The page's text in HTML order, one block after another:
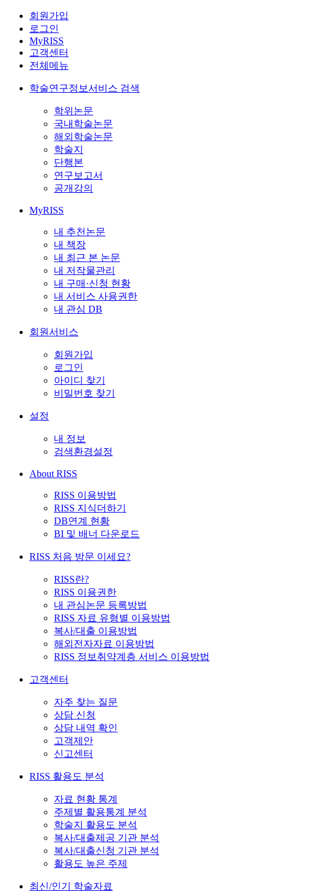
회원가입
로그인
MyRISS
고객센터
전체메뉴
학술연구정보서비스 검색
학위논문
국내학술논문
해외학술논문
학술지
단행본
연구보고서
공개강의
MyRISS
내 추천논문
내 책장
내 최근 본 논문
내 저작물관리
내 구매·신청 현황
내 서비스 사용권한
내 관심 DB
회원서비스
회원가입
로그인
아이디 찾기
비밀번호 찾기
설정
내 정보
검색환경설정
About RISS
RISS 이용방법
RISS 지식더하기
DB연계 현황
BI 및 배너 다운로드
RISS 처음 방문 이세요?
RISS란?
RISS 이용권한
내 관심논문 등록방법
RISS 자료 유형별 이용방법
복사/대출 이용방법
해외전자자료 이용방법
RISS 정보취약계층 서비스 이용방법
고객센터
자주 찾는 질문
상담 신청
상담 내역 확인
고객제안
신고센터
RISS 활용도 분석
자료 현황 통계
주제별 활용통계 분석
학술지 활용도 분석
복사/대출제공 기관 분석
복사/대출신청 기관 분석
활용도 높은 주제
최신/인기 학술자료